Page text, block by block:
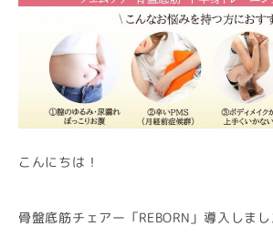
こんにちは！
骨盤底筋チェアー「REBORN」導入しま